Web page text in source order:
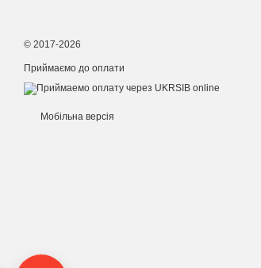
© 2017-2026
Приймаємо до оплати
Мобільна версія